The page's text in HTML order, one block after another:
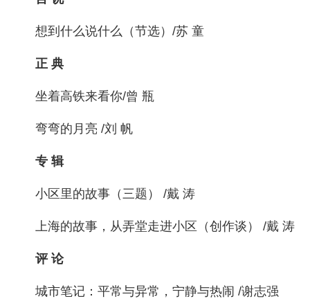
想到什么说什么（节选）/苏 童
正 典
坐着高铁来看你/曾 瓶
弯弯的月亮 /刘 帆
专 辑
小区里的故事（三题） /戴 涛
上海的故事，从弄堂走进小区（创作谈） /戴 涛
评 论
城市笔记：平常与异常，宁静与热闹 /谢志强